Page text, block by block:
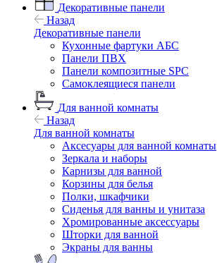
Декоративные панели
Назад
Декоративные панели
Кухонные фартуки АБС
Панели ПВХ
Панели композитные SPC
Самоклеящиеся панели
Для ванной комнаты
Назад
Для ванной комнаты
Аксесуары для ванной комнаты
Зеркала и наборы
Карнизы для ванной
Корзины для белья
Полки, шкафчики
Сиденья для ванны и унитаза
Хромированные аксессуары
Шторки для ванной
Экраны для ванны